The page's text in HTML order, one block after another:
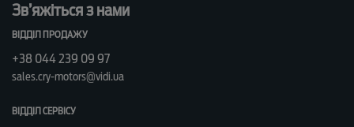
Зв’яжіться з нами
ВІДДІЛ ПРОДАЖУ
+38 044 239 09 97
sales.cry-motors@vidi.ua
ВІДДІЛ СЕРВІСУ